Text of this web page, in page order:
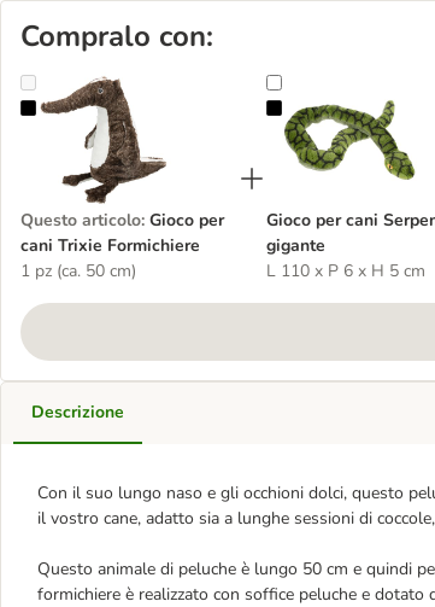
Compralo con:
Gioco per cani Trixie Formichiere
Questo articolo: Gioco per
cani Trixie Formichiere
1 pz (ca. 50 cm)
Gioco per cani
Gioco per cani
gigante
L 110 x P 6 x H 5 cm
Descrizione
Con il suo lungo naso e gli occhioni dolci, questo
il vostro cane, adatto sia a lunghe sessioni di
Questo animale di peluche è lungo 50 cm e quindi
formichiere è realizzato con soffice peluche e dotato